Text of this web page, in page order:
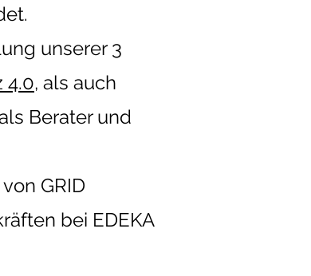
unserer 3
4.0, als auch
Berater und
GRID
bei EDEKA